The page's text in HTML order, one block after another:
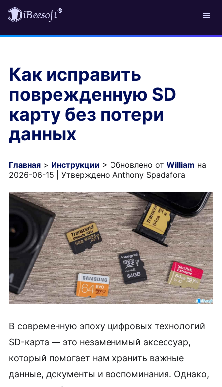
Как исправить
поврежденную SD
карту без потери
данных
Главная> Инструкции > Обновлено от William на
2026-06-15 | Утверждено Anthony Spadafora
В современную эпоху цифровых технологий
SD-карта — это незаменимый аксессуар,
который помогает нам хранить важные
данные, документы и воспоминания. Однако,